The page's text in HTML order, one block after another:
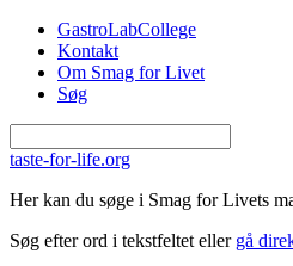
Gå til hovedindhold
GastroLabCollege
Kontakt
Om Smag for Livet
Søg
taste-for-life.org
Her kan du søge i Smag for Livets
Søg efter ord i tekstfeltet eller gå